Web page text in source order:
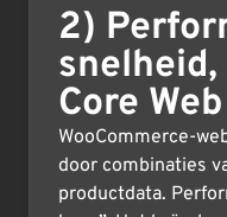
2)
Core
WooCommerce-
door combinaties
productdata.